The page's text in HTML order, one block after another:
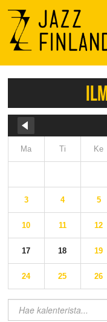
Menu
Ma Ti Ke
3 4 5
10 11 12
17 18 19
24 25 26